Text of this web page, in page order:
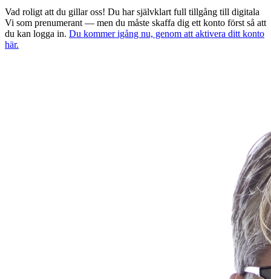
Vad roligt att du gillar oss! Du har självklart full tillgång till digitala
Vi som prenumerant — men du måste skaffa dig ett konto först så att
du kan logga in. Du kommer igång nu, genom att aktivera ditt konto
här.